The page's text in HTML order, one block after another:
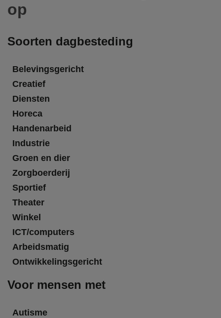
op
Soorten dagbesteding
Belevingsgericht
Creatief
Diensten
Horeca
Handenarbeid
Industrie
Groen en dier
Zorgboerderij
Sportief
Theater
Winkel
ICT/computers
Arbeidsmatig
Ontwikkelingsgericht
Voor mensen met
Autisme